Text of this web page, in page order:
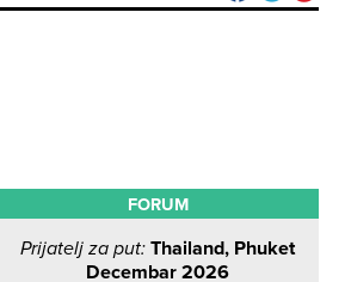
FORUM
Prijatelj za put: Thailand, Phuket
Decembar 2026